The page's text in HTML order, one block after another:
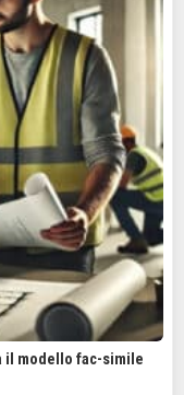
il modello fac-simile